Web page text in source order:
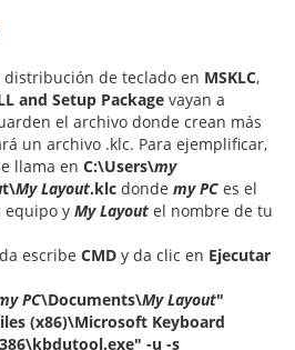
de teclado en MSKLC,
and Setup Package vayan a
el archivo donde crean más
un archivo .klc. Para ejemplificar,
llama en C:\Users\my
t\My Layout.klc donde my PC es el
equipo y My Layout el nombre de tu
escribe CMD y da clic en Ejecutar
PC\Documents\My Layout"
(x86)\Microsoft Keyboard
-u -s